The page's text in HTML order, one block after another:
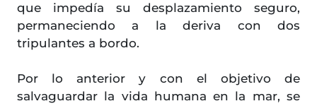
que impedía su desplazamiento seguro,
permaneciendo a la deriva con dos
tripulantes a bordo.
Por lo anterior y con el objetivo de
salvaguardar la vida humana en la mar, se